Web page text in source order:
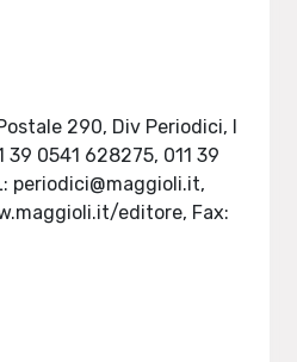
290, Div Periodici, I
0541 628275, 011 39
periodici@maggioli.it,
editore, Fax: